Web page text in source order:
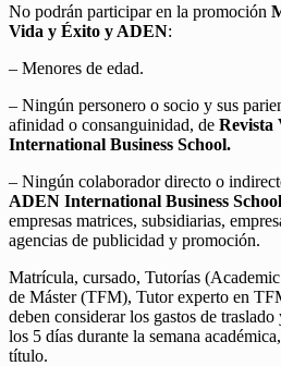
No podrán participar en la promoción
Vida y Éxito y ADEN:
– Menores de edad.
– Ningún personero o socio y sus
afinidad o consanguinidad, de Revista
International Business School.
– Ningún colaborador directo o
ADEN International Business
empresas matrices, subsidiarias,
agencias de publicidad y promoción.
Matrícula, cursado, Tutorías
de Máster (TFM), Tutor experto en
deben considerar los gastos de
los 5 días durante la semana
título.